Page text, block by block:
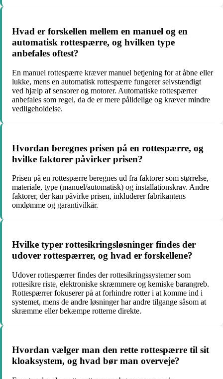
Hvad er forskellen mellem en manuel og en
automatisk rottespærre, og hvilken type
anbefales oftest?
En manuel rottespærre kræver manuel betjening for at åbne eller
lukke, mens en automatisk rottespærre fungerer selvstændigt
ved hjælp af sensorer og motorer. Automatiske rottespærrer
anbefales som regel, da de er mere pålidelige og kræver mindre
vedligeholdelse.
Hvordan beregnes prisen på en rottespærre, og
hvilke faktorer påvirker prisen?
Prisen på en rottespærre beregnes ud fra faktorer som størrelse,
materiale, type (manuel/automatisk) og installationskrav. Andre
faktorer, der kan påvirke prisen, inkluderer fabrikantens
omdømme og garantivilkår.
Hvilke typer rottesikringsløsninger findes der
udover rottespærrer, og hvad er forskellene?
Udover rottespærrer findes der rottesikringssystemer som
rottesikre riste, elektroniske skræmmere og kemiske barangreb.
Rottespærrer fokuserer på at forhindre rotter i at komme ind i
systemet, mens de andre løsninger har andre tilgange såsom at
skræmme eller bekæmpe rotterne direkte.
Hvordan vælger man den rette rottespærre til sit
kloaksystem, og hvad bør man overveje?